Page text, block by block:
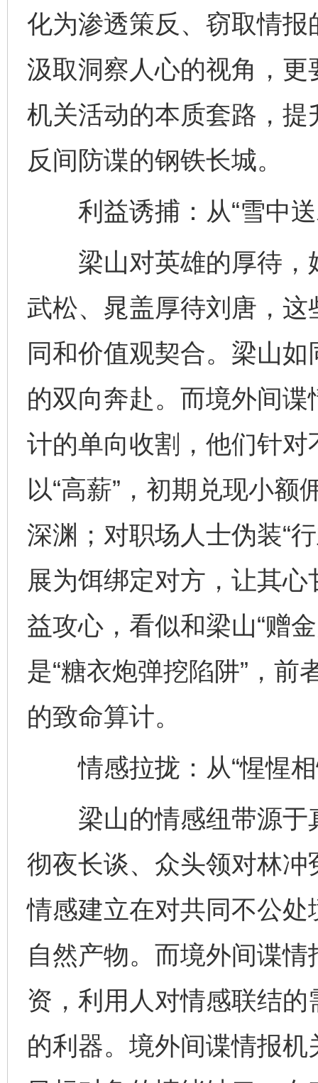
化为渗透策反、窃取情
汲取洞察人心的视角，
机关活动的本质套路，
反间防谍的钢铁长城。
利益诱捕：从“雪中送
梁山对英雄的厚待，
武松、晁盖厚待刘唐，
同和价值观契合。梁山
的双向奔赴。而境外间
计的单向收割，他们针
以“高薪”，初期兑现小
深渊；对职场人士伪装“
展为饵绑定对方，让其
益攻心，看似和梁山“赠
是“糖衣炮弹挖陷阱”，
的致命算计。
情感拉拢：从“惺惺相
梁山的情感纽带源于
彻夜长谈、众头领对林
情感建立在对共同不公
自然产物。而境外间谍
资，利用人对情感联结的
的利器。境外间谍情报机